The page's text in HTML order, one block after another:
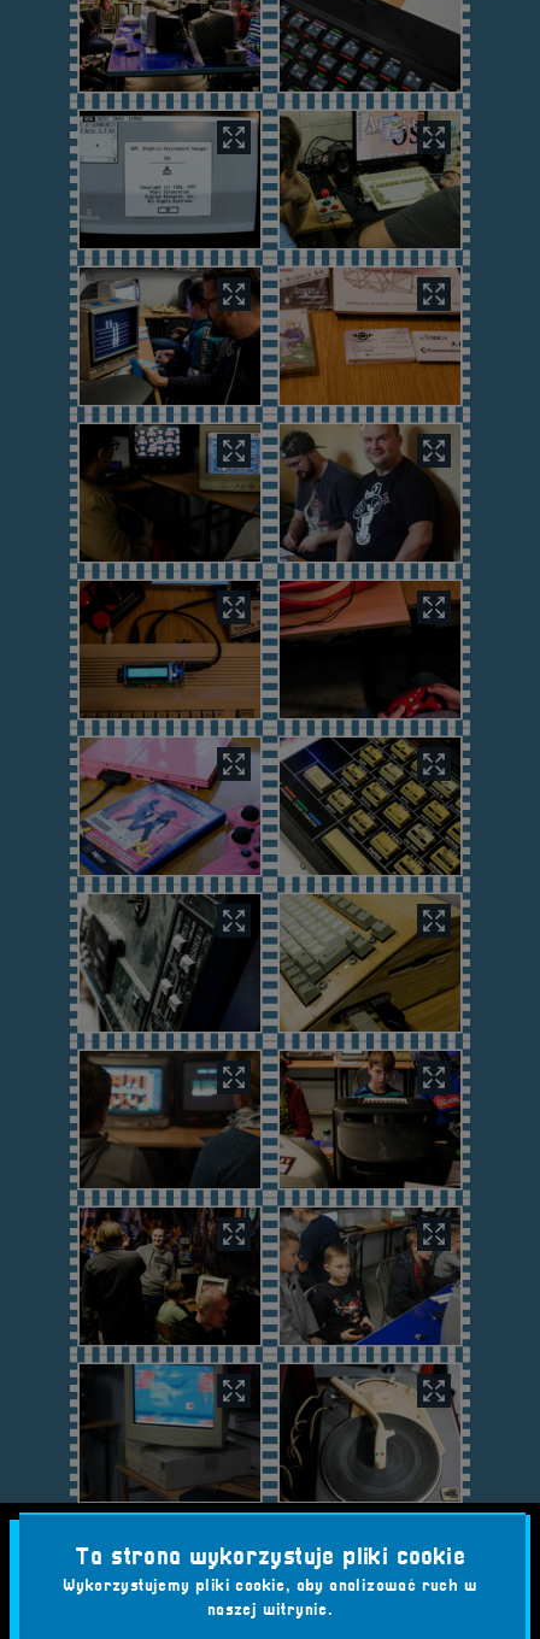
Ta strona wykorzystuje pliki cookie
Wykorzystujemy pliki cookie, aby analizować ruch w
naszej witrynie.